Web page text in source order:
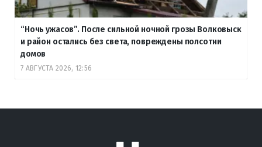
“Ночь ужасов”. После сильной ночной грозы Волковыск
и район остались без света, повреждены полсотни
домов
7 АВГУСТА 2026, 12:56